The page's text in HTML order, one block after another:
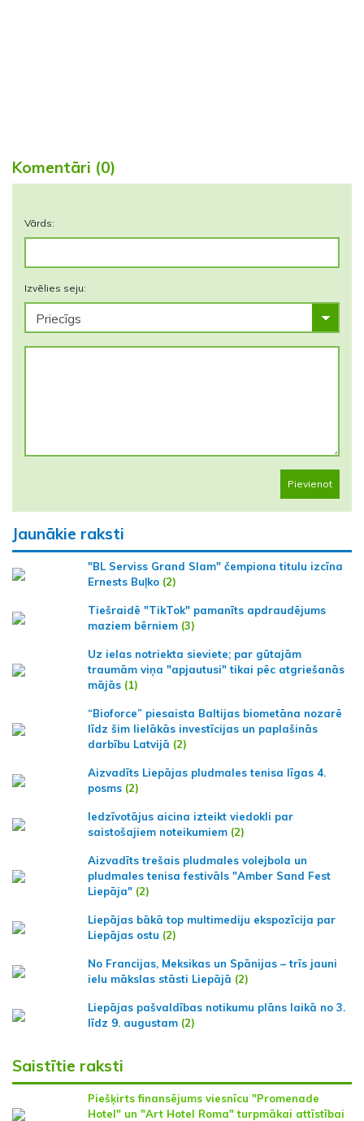
Komentāri (0)
Vārds:
Izvēlies seju:
Pievienot
Jaunākie raksti
"BL Serviss Grand Slam" čempiona titulu izcīna
Ernests Buļko (2)
Tiešraidē "TikTok" pamanīts apdraudējums
maziem bērniem (3)
Uz ielas notriekta sieviete; par gūtajām
traumām viņa "apjautusi" tikai pēc atgriešanās
mājās (1)
“Bioforce” piesaista Baltijas biometāna nozarē
līdz šim lielākās investīcijas un paplašinās
darbību Latvijā (2)
Aizvadīts Liepājas pludmales tenisa līgas 4.
posms (2)
Iedzīvotājus aicina izteikt viedokli par
saistošajiem noteikumiem (2)
Aizvadīts trešais pludmales volejbola un
pludmales tenisa festivāls "Amber Sand Fest
Liepāja" (2)
Liepājas bākā top multimediju ekspozīcija par
Liepājas ostu (2)
No Francijas, Meksikas un Spānijas – trīs jauni
ielu mākslas stāsti Liepājā (2)
Liepājas pašvaldības notikumu plāns laikā no 3.
līdz 9. augustam (2)
Saistītie raksti
Piešķirts finansējums viesnīcu "Promenade
Hotel" un "Art Hotel Roma" turpmākai attīstībai